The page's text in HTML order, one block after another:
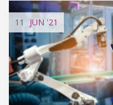
11 JUN '21